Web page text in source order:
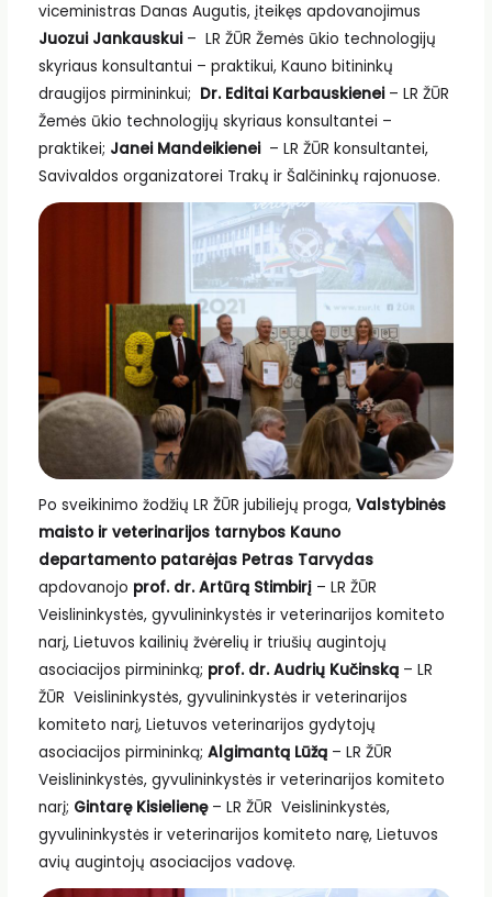
viceministras Danas Augutis, įteikęs apdovanojimus
Juozui Jankauskui– LR ŽŪR Žemės ūkio technologijų
skyriaus konsultantui – praktikui, Kauno bitininkų
draugijos pirmininkui; Dr. Editai Karbauskienei – LR ŽŪR
Žemės ūkio technologijų skyriaus konsultantei –
praktikei; Janei Mandeikienei– LR ŽŪR konsultantei,
Savivaldos organizatorei Trakų ir Šalčininkų rajonuose.
Po sveikinimo žodžių LR ŽŪR jubiliejų proga, Valstybinės
maisto ir veterinarijos tarnybos Kauno
departamento patarėjas Petras Tarvydas
apdovanojo prof. dr. Artūrą Stimbirį– LR ŽŪR
Veislininkystės, gyvulininkystės ir veterinarijos komiteto
narį, Lietuvos kailinių žvėrelių ir triušių augintojų
asociacijos pirmininką; prof. dr. Audrių Kučinską– LR
ŽŪR Veislininkystės, gyvulininkystės ir veterinarijos
komiteto narį, Lietuvos veterinarijos gydytojų
asociacijos pirmininką; Algimantą Lūžą– LR ŽŪR
Veislininkystės, gyvulininkystės ir veterinarijos komiteto
narį; Gintarę Kisielienę– LR ŽŪR Veislininkystės,
gyvulininkystės ir veterinarijos komiteto narę, Lietuvos
avių augintojų asociacijos vadovę.